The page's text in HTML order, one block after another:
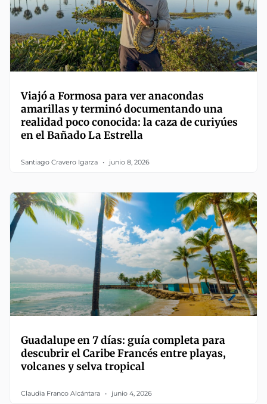
Viajó a Formosa para ver anacondas
amarillas y terminó documentando una
realidad poco conocida: la caza de curiyúes
en el Bañado La Estrella
Santiago Cravero Igarza junio 8, 2026
Guadalupe en 7 días: guía completa para
descubrir el Caribe Francés entre playas,
volcanes y selva tropical
Claudia Franco Alcántara junio 4, 2026